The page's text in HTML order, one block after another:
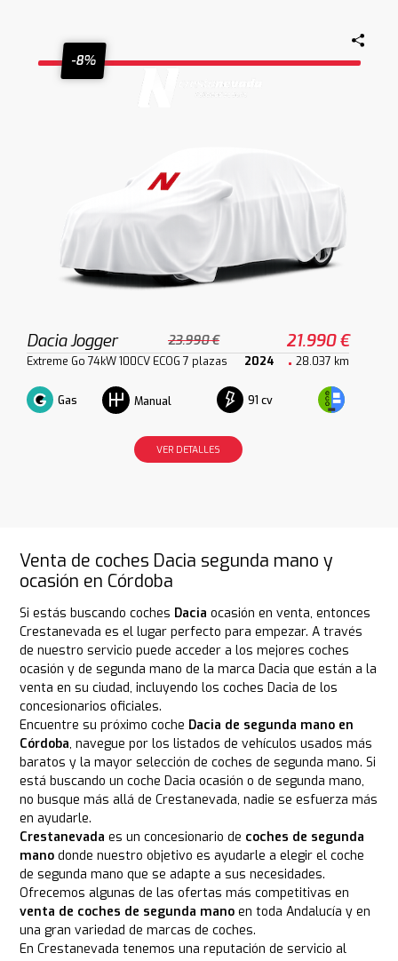
-8%
Dacia Jogger 23.990 € 21.990 €
Extreme Go 74kW 100CV ECOG 7 plazas 2024 28.037 km
Gas Manual 91 cv
VER DETALLES
Venta de coches Dacia segunda mano y
ocasión en Córdoba
Si estás buscando coches Dacia ocasión en venta, entonces
Crestanevada es el lugar perfecto para empezar. A través
de nuestro servicio puede acceder a los mejores coches
ocasión y de segunda mano de la marca Dacia que están a la
venta en su ciudad, incluyendo los coches Dacia de los
concesionarios oficiales.
Encuentre su próximo coche Dacia de segunda mano en
Córdoba, navegue por los listados de vehículos usados más
baratos y la mayor selección de coches de segunda mano. Si
está buscando un coche Dacia ocasión o de segunda mano,
no busque más allá de Crestanevada, nadie se esfuerza más
en ayudarle.
Crestanevada es un concesionario de coches de segunda
mano donde nuestro objetivo es ayudarle a elegir el coche
de segunda mano que se adapte a sus necesidades.
Ofrecemos algunas de las ofertas más competitivas en
venta de coches de segunda mano en toda Andalucía y en
una gran variedad de marcas de coches.
En Crestanevada tenemos una reputación de servicio al